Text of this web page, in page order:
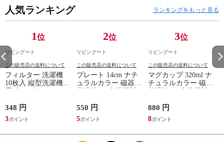
れ ）
し 小物収納 木製 木
人気ランキング ランキングをもっと見る
1位
リビングート
この販売店の送料について
フィルター 洗濯機
10枚入 縦型洗濯機専
ミ取り 糸くず ゴミ
使い捨て 抗菌 洗濯
くず取り 排水口 ご
348 円
3
2位
リビングート
この販売店の送料について
プレート 14cm ナチ
ュラルカラー 磁器
ケーキ皿 デザート皿
取り皿 小皿 日本製
デザートプレート ケ
550 円
5
3位
リビングート
この販売店の送料について
マグカップ 320ml ナ
チュラルカラー 磁器
マグ コップ カップ
コーヒー 紅茶 珈琲
カフェオレ ミルク
880 円
8